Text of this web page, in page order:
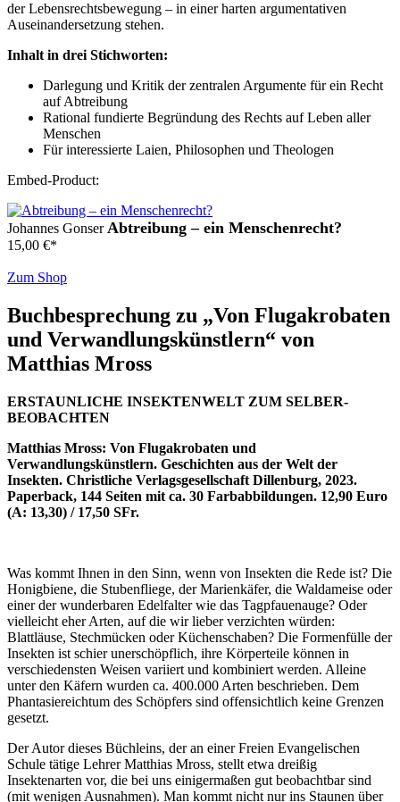
der Lebensrechtsbewegung – in einer harten argumentativen
Auseinandersetzung stehen.
Inhalt in drei Stichworten:
Darlegung und Kritik der zentralen Argumente für ein Recht
auf Abtreibung
Rational fundierte Begründung des Rechts auf Leben aller
Menschen
Für interessierte Laien, Philosophen und Theologen
Embed-Product:
Johannes GonserAbtreibung – ein Menschenrecht?
15,00 €*
Zum Shop
Buchbesprechung zu „Von Flugakrobaten
und Verwandlungskünstlern“ von
Matthias Mross
ERSTAUNLICHE INSEKTENWELT ZUM SELBER-
BEOBACHTEN
Matthias Mross: Von Flugakrobaten und
Verwandlungskünstlern. Geschichten aus der Welt der
Insekten. Christliche Verlagsgesellschaft Dillenburg, 2023.
Paperback, 144 Seiten mit ca. 30 Farbabbildungen. 12,90 Euro
(A: 13,30) / 17,50 SFr.
Was kommt Ihnen in den Sinn, wenn von Insekten die Rede ist? Die
Honigbiene, die Stubenfliege, der Marienkäfer, die Waldameise oder
einer der wunderbaren Edelfalter wie das Tagpfauenauge? Oder
vielleicht eher Arten, auf die wir lieber verzichten würden:
Blattläuse, Stechmücken oder Küchenschaben? Die Formenfülle der
Insekten ist schier unerschöpflich, ihre Körperteile können in
verschiedensten Weisen variiert und kombiniert werden. Alleine
unter den Käfern wurden ca. 400.000 Arten beschrieben. Dem
Phantasiereichtum des Schöpfers sind offensichtlich keine Grenzen
gesetzt.
Der Autor dieses Büchleins, der an einer Freien Evangelischen
Schule tätige Lehrer Matthias Mross, stellt etwa dreißig
Insektenarten vor, die bei uns einigermaßen gut beobachtbar sind
(mit wenigen Ausnahmen). Man kommt nicht nur ins Staunen über